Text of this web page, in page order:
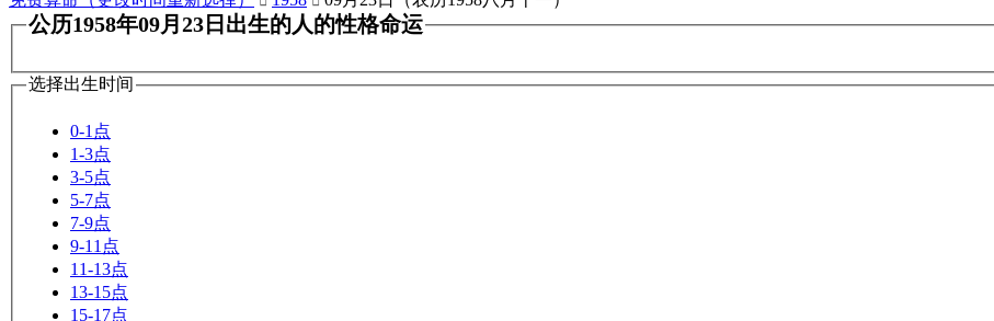
公历1958年09月23日出生的人的性格命运
选择出生时间
0-1点
1-3点
3-5点
5-7点
7-9点
9-11点
11-13点
13-15点
15-17点